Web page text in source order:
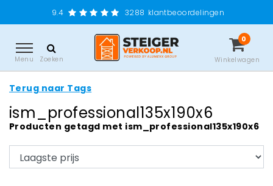
9.4 3288 klantbeoordelingen
Menu Zoeken
0
Winkelwagen
Terug naar Tags
ism_professional135x190x6
Producten getagd met ism_professional135x190x6